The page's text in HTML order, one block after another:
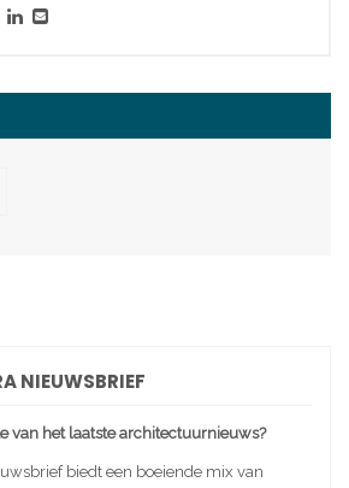
NIEUWSBRIEF
van het laatste architectuurnieuws?
biedt een boeiende mix van